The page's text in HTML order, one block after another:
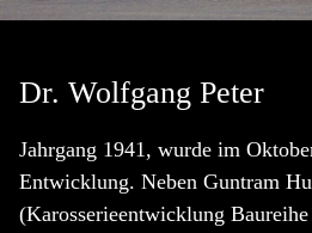
Dr. Wolfgang Peter
Jahrgang 1941, wurde im
Entwicklung. Neben Guntram
(Karosserieentwicklung